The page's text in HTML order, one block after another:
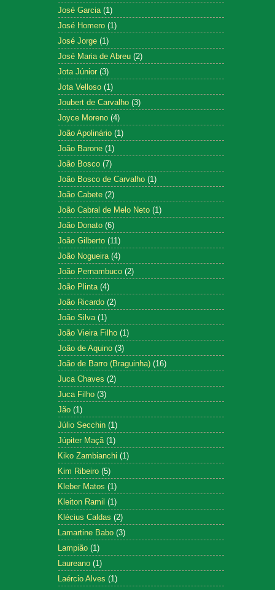
José Garcia (1)
José Homero (1)
José Jorge (1)
José Maria de Abreu (2)
Jota Júnior (3)
Jota Velloso (1)
Joubert de Carvalho (3)
Joyce Moreno (4)
João Apolinário (1)
João Barone (1)
João Bosco (7)
João Bosco de Carvalho (1)
João Cabete (2)
João Cabral de Melo Neto (1)
João Donato (6)
João Gilberto (11)
João Nogueira (4)
João Pernambuco (2)
João Plinta (4)
João Ricardo (2)
João Silva (1)
João Vieira Filho (1)
João de Aquino (3)
João de Barro (Braguinha) (16)
Juca Chaves (2)
Juca Filho (3)
Jão (1)
Júlio Secchin (1)
Júpiter Maçã (1)
Kiko Zambianchi (1)
Kim Ribeiro (5)
Kleber Matos (1)
Kleiton Ramil (1)
Klécius Caldas (2)
Lamartine Babo (3)
Lampião (1)
Laureano (1)
Laércio Alves (1)